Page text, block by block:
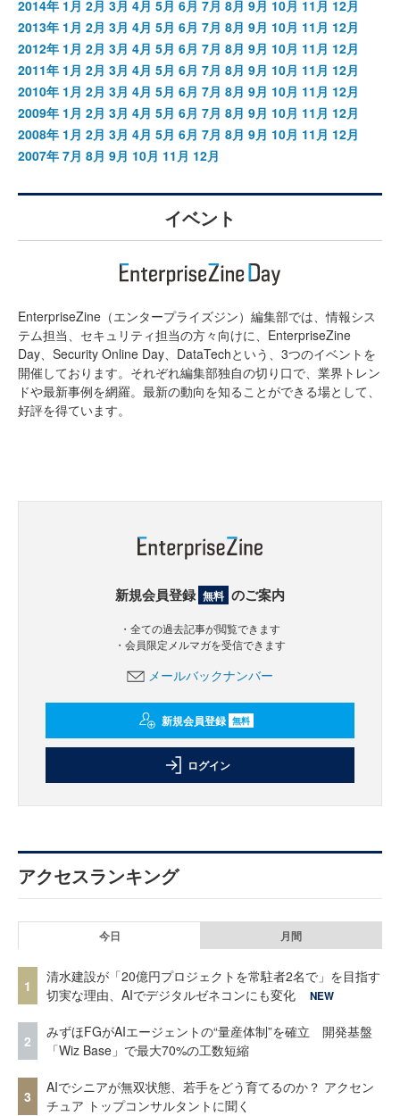
2014年 1月 2月 3月 4月 5月 6月 7月 8月 9月 10月 11月 12月
2013年 1月 2月 3月 4月 5月 6月 7月 8月 9月 10月 11月 12月
2012年 1月 2月 3月 4月 5月 6月 7月 8月 9月 10月 11月 12月
2011年 1月 2月 3月 4月 5月 6月 7月 8月 9月 10月 11月 12月
2010年 1月 2月 3月 4月 5月 6月 7月 8月 9月 10月 11月 12月
2009年 1月 2月 3月 4月 5月 6月 7月 8月 9月 10月 11月 12月
2008年 1月 2月 3月 4月 5月 6月 7月 8月 9月 10月 11月 12月
2007年 7月 8月 9月 10月 11月 12月
イベント
EnterpriseZine（エンタープライズジン）編集部では、情報シス
テム担当、セキュリティ担当の方々向けに、EnterpriseZine
Day、Security Online Day、DataTechという、3つのイベントを
開催しております。それぞれ編集部独自の切り口で、業界トレン
ドや最新事例を網羅。最新の動向を知ることができる場として、
好評を得ています。
新規会員登録 無料 のご案内
・全ての過去記事が閲覧できます
・会員限定メルマガを受信できます
メールバックナンバー
新規会員登録 無料
ログイン
アクセスランキング
今日 月間
1
清水建設が「20億円プロジェクトを常駐者2名で」を目指す
切実な理由、AIでデジタルゼネコンにも変化
NEW
2
みずほFGがAIエージェントの“量産体制”を確立 開発基盤
「Wiz Base」で最大70%の工数短縮
3
AIでシニアが無双状態、若手をどう育てるのか？ アクセン
チュア トップコンサルタントに聞く